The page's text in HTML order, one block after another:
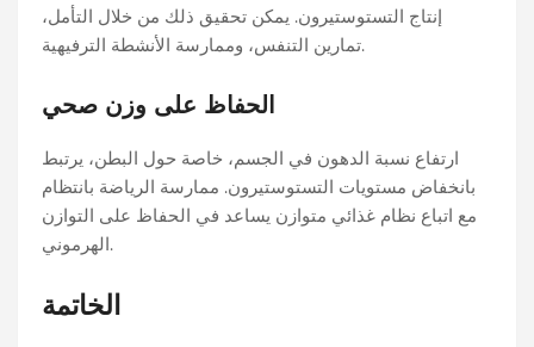
إنتاج التستوستيرون. يمكن تحقيق ذلك من خلال التأمل،
تمارين التنفس، وممارسة الأنشطة الترفيهية.
الحفاظ على وزن صحي
ارتفاع نسبة الدهون في الجسم، خاصة حول البطن، يرتبط
بانخفاض مستويات التستوستيرون. ممارسة الرياضة بانتظام
مع اتباع نظام غذائي متوازن يساعد في الحفاظ على التوازن
الهرموني.
الخاتمة